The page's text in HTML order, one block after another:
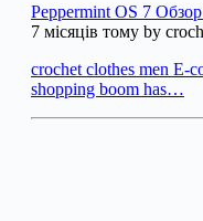
Peppermint OS 7
7 місяців тому by
crochet clothes men E-
shopping boom has…